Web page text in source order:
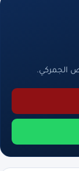
الجمركي.